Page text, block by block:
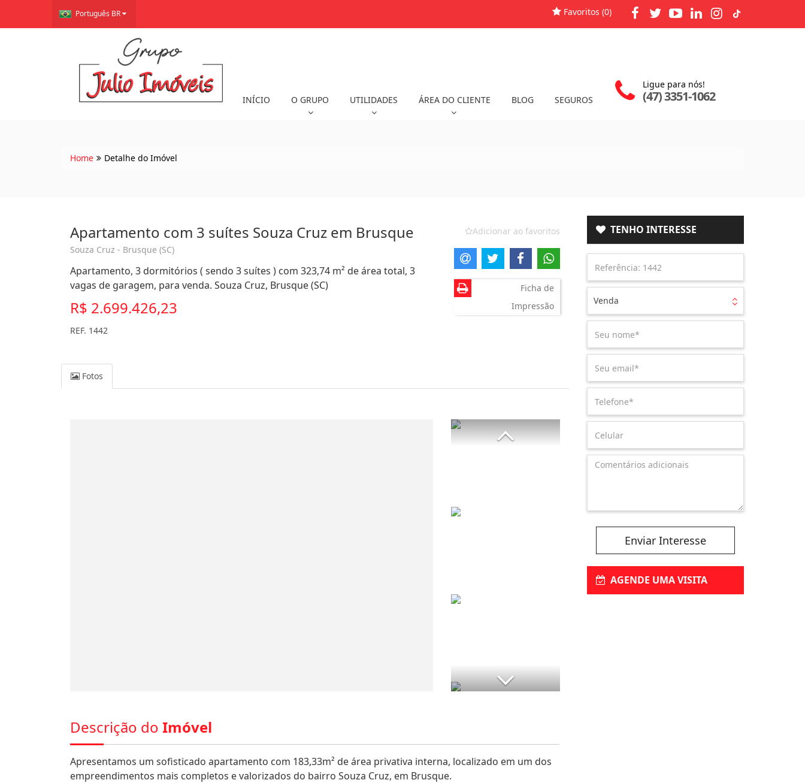
Português BR Favoritos (0)
INÍCIO O GRUPO UTILIDADES ÁREA DO CLIENTE BLOG SEGUROS
Ligue para nós!
(47) 3351-1062
Home Detalhe do Imóvel
Apartamento com 3 suítes Souza Cruz em Brusque
Souza Cruz - Brusque (SC)
Apartamento, 3 dormitórios ( sendo 3 suítes ) com 323,74 m² de área total, 3
vagas de garagem, para venda. Souza Cruz, Brusque (SC)
R$ 2.699.426,23
REF. 1442
Adicionar ao favoritos
Ficha de
Impressão
Fotos
Descrição do Imóvel
Apresentamos um sofisticado apartamento com 183,33m² de área privativa interna, localizado em um dos
empreendimentos mais completos e valorizados do bairro Souza Cruz, em Brusque.
TENHO INTERESSE
Venda
Enviar Interesse